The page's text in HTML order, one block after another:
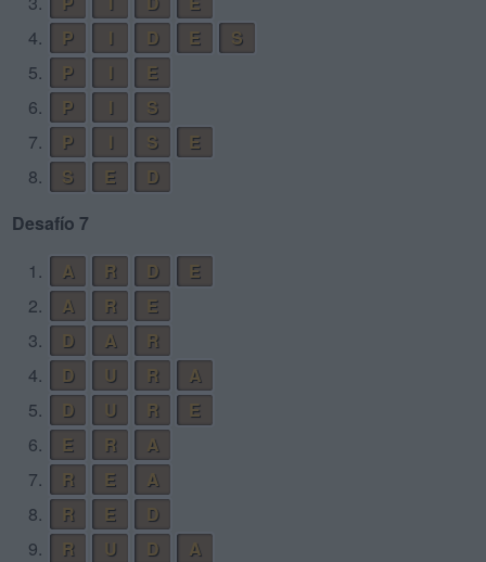
4.
P D E
S
5.
P
E
6.
P
S
7.
P S
E
8.
S E
D
Desafío 7
1.
A R D
E
2.
A R
E
3.
D A
R
4.
D U R
A
5.
D U R
E
6.
E R
A
7.
R E
A
8.
R E
D
9.
R U D
A